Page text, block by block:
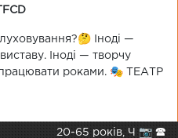
Іноді —
Іноді — творчу
роками. 🎭 ТЕАТР
20-65 років, Ч 📷 🕿